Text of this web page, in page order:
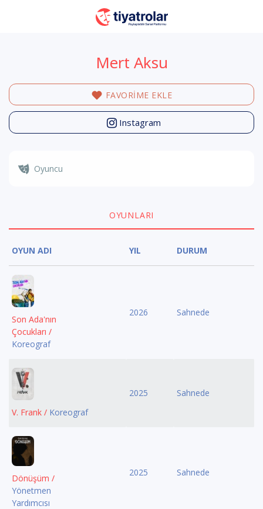
Mert Aksu
FAVORİME EKLE
Instagram
Oyuncu
OYUNLARI
OYUN ADI YIL DURUM
Son Ada'nın
Çocukları /
Koreograf
2026 Sahnede
V. Frank / Koreograf
2025 Sahnede
Dönüşüm /
Yönetmen
Yardımcısı
2025 Sahnede